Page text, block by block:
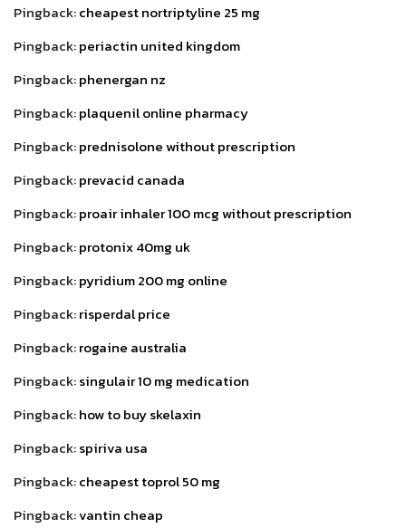
Pingback:cheapest nortriptyline 25 mg
Pingback:periactin united kingdom
Pingback:phenergan nz
Pingback:plaquenil online pharmacy
Pingback:prednisolone without prescription
Pingback:prevacid canada
Pingback:proair inhaler 100 mcg without prescription
Pingback:protonix 40mg uk
Pingback:pyridium 200 mg online
Pingback:risperdal price
Pingback:rogaine australia
Pingback:singulair 10 mg medication
Pingback:how to buy skelaxin
Pingback:spiriva usa
Pingback:cheapest toprol 50 mg
Pingback:vantin cheap